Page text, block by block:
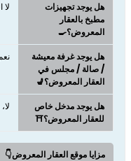
هل يوجد تجهيزات
مطبخ بالعقار
المعروض؟🍳
هل يوجد غرفة معيشة
/ صالة / مجلس في
العقار المعروض؟💺
هل يوجد مدخل خاص
للعقار المعروض؟⛩️
مزايا موقع العقار المعروض👇